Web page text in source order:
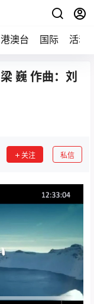
港澳台 国际 活动
巍 作曲：刘
关注 私信